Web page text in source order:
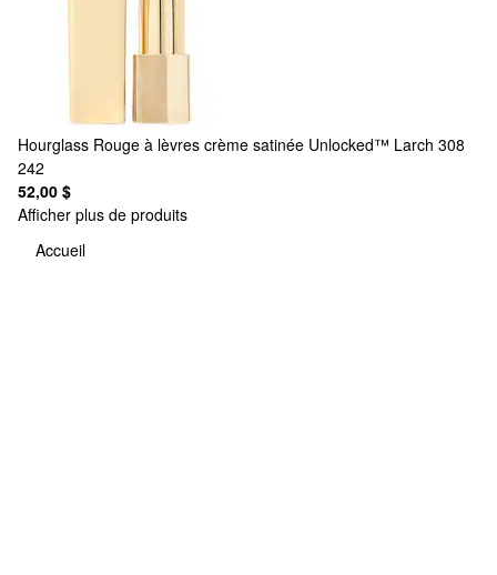
Hourglass Rouge à lèvres crème satinée Unlocked™ Larch 308
242
52,00 $
Afficher plus de produits
Accueil